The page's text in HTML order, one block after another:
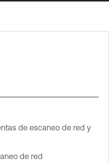
de escaneo de red y
de red